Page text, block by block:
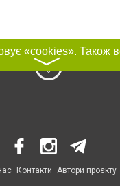
〉
Контакти Автори проєкту